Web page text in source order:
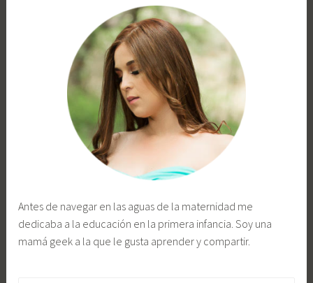
Antes de navegar en las aguas de la maternidad me
dedicaba a la educación en la primera infancia. Soy una
mamá geek a la que le gusta aprender y compartir.